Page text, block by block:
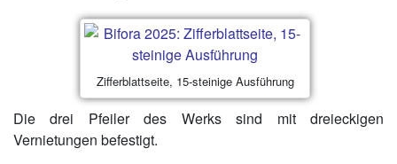
Zifferblattseite, 15-steinige Ausführung
Die drei Pfeiler des Werks sind mit dreieckigen
Vernietungen befestigt.